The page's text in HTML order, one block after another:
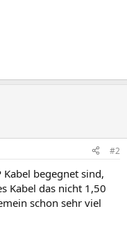
#2
begegnet sind,
Kabel das nicht 1,50
schon sehr viel